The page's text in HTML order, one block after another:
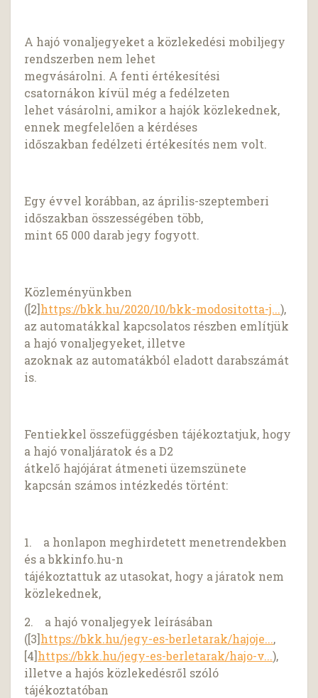
A hajó vonaljegyeket a közlekedési mobiljegy
rendszerben nem lehet
megvásárolni. A fenti értékesítési
csatornákon kívül még a fedélzeten
lehet vásárolni, amikor a hajók közlekednek,
ennek megfelelően a kérdéses
időszakban fedélzeti értékesítés nem volt.
Egy évvel korábban, az április-szeptemberi
időszakban összességében több,
mint 65 000 darab jegy fogyott.
Közleményünkben
([2]https://bkk.hu/2020/10/bkk-modositotta-j...),
az automatákkal kapcsolatos részben említjük
a hajó vonaljegyeket, illetve
azoknak az automatákból eladott darabszámát
is.
Fentiekkel összefüggésben tájékoztatjuk, hogy
a hajó vonaljáratok és a D2
átkelő hajójárat átmeneti üzemszünete
kapcsán számos intézkedés történt:
1. a honlapon meghirdetett menetrendekben
és a bkkinfo.hu-n
tájékoztattuk az utasokat, hogy a járatok nem
közlekednek,
2. a hajó vonaljegyek leírásában
([3]https://bkk.hu/jegy-es-berletarak/hajoje...,
[4]https://bkk.hu/jegy-es-berletarak/hajo-v...),
illetve a hajós közlekedésről szóló
tájékoztatóban